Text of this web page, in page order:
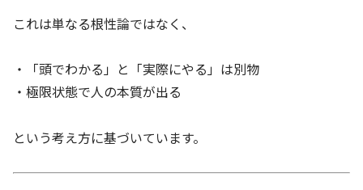
これは単なる根性論ではなく、
・「頭でわかる」と「実際にやる」は別物
・極限状態で人の本質が出る
という考え方に基づいています。